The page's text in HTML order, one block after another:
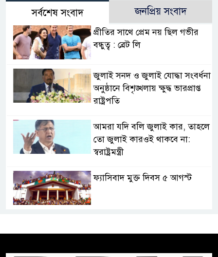
সর্বশেষ সংবাদ জনপ্রিয় সংবাদ
প্রীতির সাথে প্রেম নয় ছিল গভীর
বন্ধুত্ব : ব্রেট লি
জুলাই সনদ ও জুলাই যোদ্ধা সংবর্ধনা
অনুষ্ঠানে বিশৃঙ্খলায় ক্ষুদ্ধ ভারপ্রাপ্ত
রাষ্ট্রপতি
আমরা যদি বলি জুলাই কার, তাহলে
তো জুলাই কারওই থাকবে না:
স্বরাষ্ট্রমন্ত্রী
ফ্যাসিবাদ মুক্ত দিবস ৫ আগস্ট
ব্যবস্থা নিবে সরকার : প্রধানমন্ত্রীর